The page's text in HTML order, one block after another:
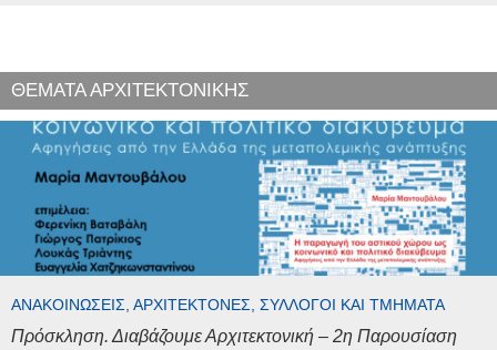
ΘΕΜΑΤΑ ΑΡΧΙΤΕΚΤΟΝΙΚΗΣ
ΑΝΑΚΟΙΝΏΣΕΙΣ, ΑΡΧΙΤΈΚΤΟΝΕΣ, ΣΎΛΛΟΓΟΙ ΚΑΙ ΤΜΉΜΑΤΑ
Πρόσκληση. Διαβάζουμε Αρχιτεκτονική – 2η Παρουσίαση